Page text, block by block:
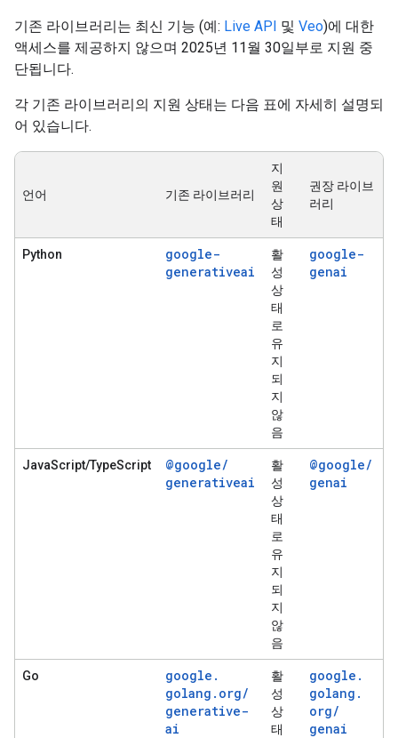
기존 라이브러리는 최신 기능 (예: Live API 및 Veo)에 대한
액세스를 제공하지 않으며 2025년 11월 30일부로 지원 중
단됩니다.
각 기존 라이브러리의 지원 상태는 다음 표에 자세히 설명되
어 있습니다.
언어 기존 라이브러리
지
원
상
태
권장 라이브
러리
Python
google-
generativeai
활
성
상
태
로
유
지
되
지
않
음
google-
genai
JavaScript/TypeScript @google/
generativeai
활
성
상
태
로
유
지
되
지
않
음
@google/
genai
Go google .
golang . org/
generative-
ai
활
성
상
태
google .
golang .
org/
genai